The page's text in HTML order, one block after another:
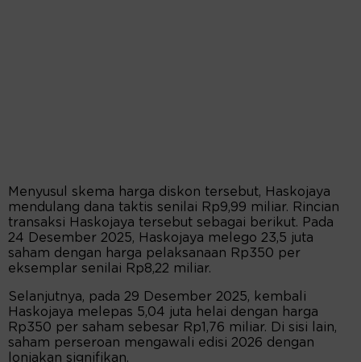
Menyusul skema harga diskon tersebut, Haskojaya
mendulang dana taktis senilai Rp9,99 miliar. Rincian
transaksi Haskojaya tersebut sebagai berikut. Pada
24 Desember 2025, Haskojaya melego 23,5 juta
saham dengan harga pelaksanaan Rp350 per
eksemplar senilai Rp8,22 miliar.
Selanjutnya, pada 29 Desember 2025, kembali
Haskojaya melepas 5,04 juta helai dengan harga
Rp350 per saham sebesar Rp1,76 miliar. Di sisi lain,
saham perseroan mengawali edisi 2026 dengan
lonjakan signifikan.